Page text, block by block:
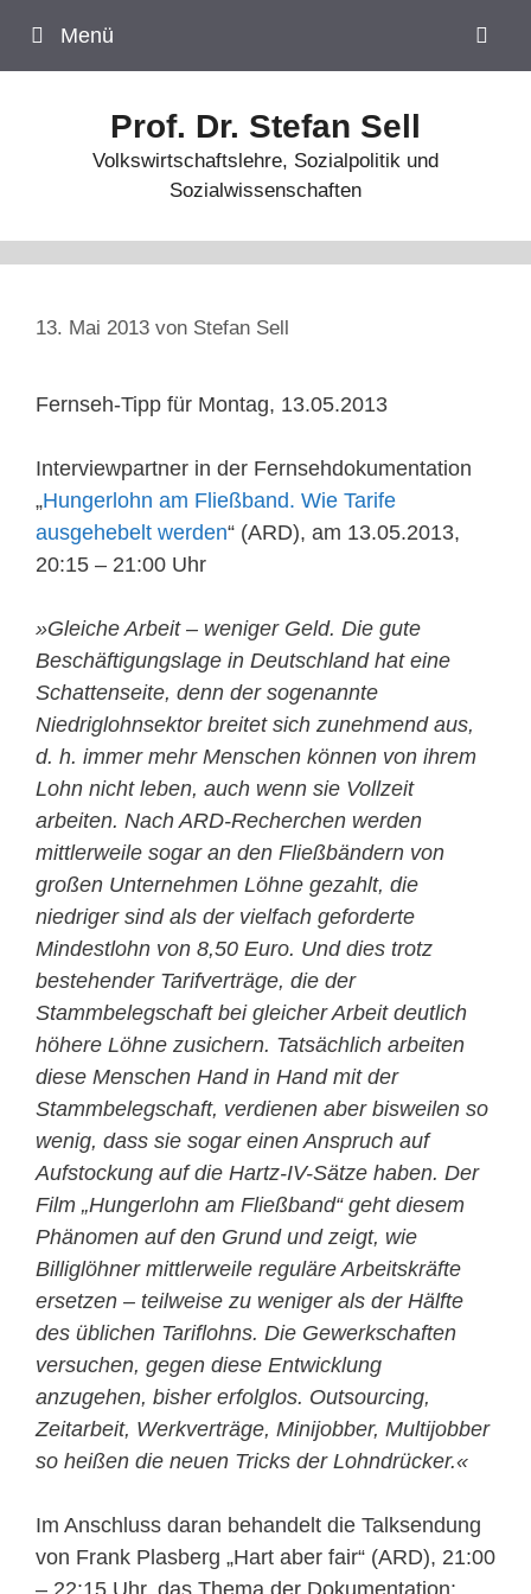
Inhalt
springen
Menü
Prof. Dr. Stefan Sell
Volkswirtschaftslehre, Sozialpolitik und
Sozialwissenschaften
13. Mai 2013 von Stefan Sell
Fernseh-Tipp für Montag, 13.05.2013
Interviewpartner in der Fernsehdokumentation
„Hungerlohn am Fließband. Wie Tarife
ausgehebelt werden“ (ARD), am 13.05.2013,
20:15 – 21:00 Uhr
»Gleiche Arbeit – weniger Geld. Die gute
Beschäftigungslage in Deutschland hat eine
Schattenseite, denn der sogenannte
Niedriglohnsektor breitet sich zunehmend aus,
d. h. immer mehr Menschen können von ihrem
Lohn nicht leben, auch wenn sie Vollzeit
arbeiten. Nach ARD-Recherchen werden
mittlerweile sogar an den Fließbändern von
großen Unternehmen Löhne gezahlt, die
niedriger sind als der vielfach geforderte
Mindestlohn von 8,50 Euro. Und dies trotz
bestehender Tarifverträge, die der
Stammbelegschaft bei gleicher Arbeit deutlich
höhere Löhne zusichern. Tatsächlich arbeiten
diese Menschen Hand in Hand mit der
Stammbelegschaft, verdienen aber bisweilen so
wenig, dass sie sogar einen Anspruch auf
Aufstockung auf die Hartz-IV-Sätze haben. Der
Film „Hungerlohn am Fließband“ geht diesem
Phänomen auf den Grund und zeigt, wie
Billiglöhner mittlerweile reguläre Arbeitskräfte
ersetzen – teilweise zu weniger als der Hälfte
des üblichen Tariflohns. Die Gewerkschaften
versuchen, gegen diese Entwicklung
anzugehen, bisher erfolglos. Outsourcing,
Zeitarbeit, Werkverträge, Minijobber, Multijobber
so heißen die neuen Tricks der Lohndrücker.«
Im Anschluss daran behandelt die Talksendung
von Frank Plasberg „Hart aber fair“ (ARD), 21:00
– 22:15 Uhr, das Thema der Dokumentation: